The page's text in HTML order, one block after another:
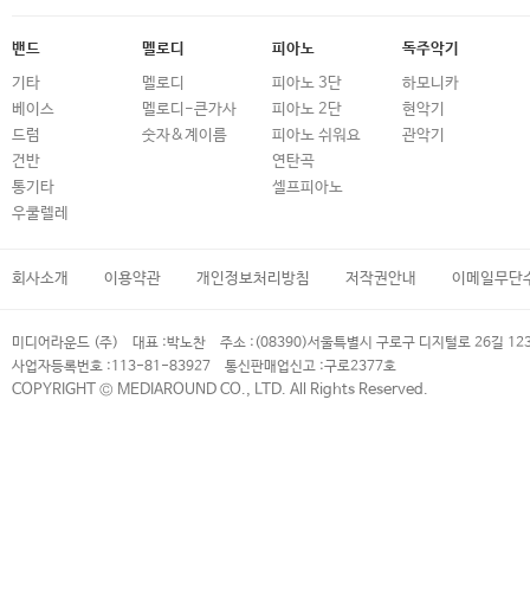
밴드
기타
베이스
드럼
건반
통기타
우쿨렐레
멜로디
멜로디
멜로디-큰가사
숫자&계이름
피아노
피아노 3단
피아노 2단
피아노 쉬워요
연탄곡
셀프피아노
독주악기
하모니카
현악기
관악기
회사소개 이용약관 개인정보처리방침 저작권안내 이메일무단
미디어라운드 (주) 대표 :박노찬 주소 : (08390)서울특별시 구로구 디지털로 26길
사업자등록번호 :113-81-83927 통신판매업신고 :구로2377호
COPYRIGHT © MEDIAROUND CO., LTD. All Rights Reserved.